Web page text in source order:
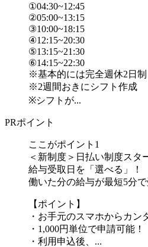
①04:30~12:45
②05:00~13:15
③10:00~18:15
④12:15~20:30
⑤13:15~21:30
⑥14:15~22:30
※基本的には完全週休2日制
※2週間おきにシフト作成
※シフトが...
PRポイント
ここがポイント1
＜新制度＞日払い制度スタ
給与受取日を「選べる」！
働いた分の給与が最短5分で
【ポイント】
・お手元のスマホからカン
・1,000円単位で申請可能！
・利用申込後、...